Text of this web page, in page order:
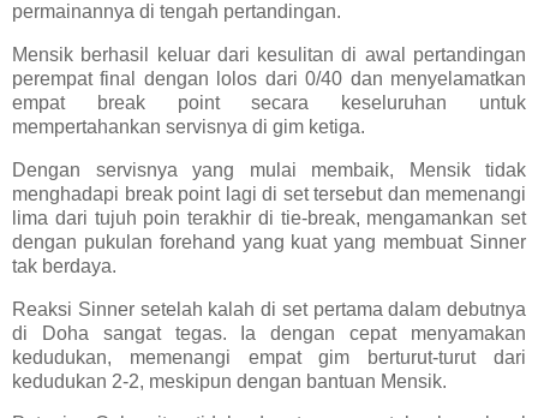
permainannya di tengah pertandingan.
Mensik berhasil keluar dari kesulitan di awal pertandingan
perempat final dengan lolos dari 0/40 dan menyelamatkan
empat break point secara keseluruhan untuk
mempertahankan servisnya di gim ketiga.
Dengan servisnya yang mulai membaik, Mensik tidak
menghadapi break point lagi di set tersebut dan memenangi
lima dari tujuh poin terakhir di tie-break, mengamankan set
dengan pukulan forehand yang kuat yang membuat Sinner
tak berdaya.
Reaksi Sinner setelah kalah di set pertama dalam debutnya
di Doha sangat tegas. Ia dengan cepat menyamakan
kedudukan, memenangi empat gim berturut-turut dari
kedudukan 2-2, meskipun dengan bantuan Mensik.